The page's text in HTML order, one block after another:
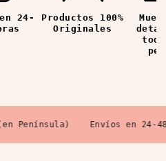
24-
Productos 100%
Originales
Península) Envíos en 24-48